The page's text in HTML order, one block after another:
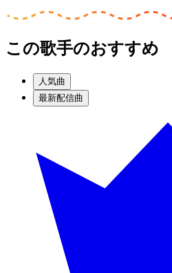
この歌手のおすすめ
人気曲
最新配信曲